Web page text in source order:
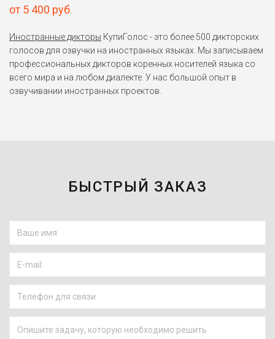
от 5 400 руб
Иностранные дикторы КупиГолос - это более 500 дикторских
голосов для озвучки на иностранных языках. Мы записываем
профессиональных дикторов коренных носителей языка со
всего мира и на любом диалекте. У нас большой опыт в
озвучивании иностранных проектов.
БЫСТРЫЙ ЗАКАЗ